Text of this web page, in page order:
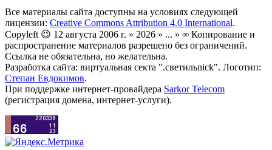
Все материалы сайта доступны на условиях следующей
лицензии: Creative Commons Attribution 4.0 International.
Copyleft 😉 12 августа 2006 г. » 2026 » ... » ∞ Копирование и
распространение материалов разрешено без ограничений.
Ссылка не обязательна, но желательна.
Разработка сайта: виртуальная секта ".светильnick". Логотип:
Степан Евдокимов.
При поддержке интернет-провайдера Sarkor Telecom
(регистрация домена, интернет-услуги).